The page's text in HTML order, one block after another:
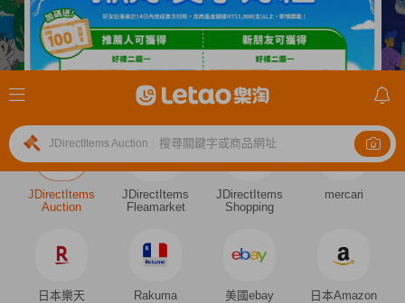
JDirectItems Auction 搜尋關鍵字或商品網址
JDirectItems
Auction
JDirectItems
Fleamarket
JDirectItems
Shopping
mercari
日本樂天 Rakuma 美國ebay 日本Amazon